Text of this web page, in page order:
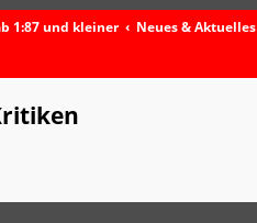
1:87 und kleiner Neues & Aktuelles